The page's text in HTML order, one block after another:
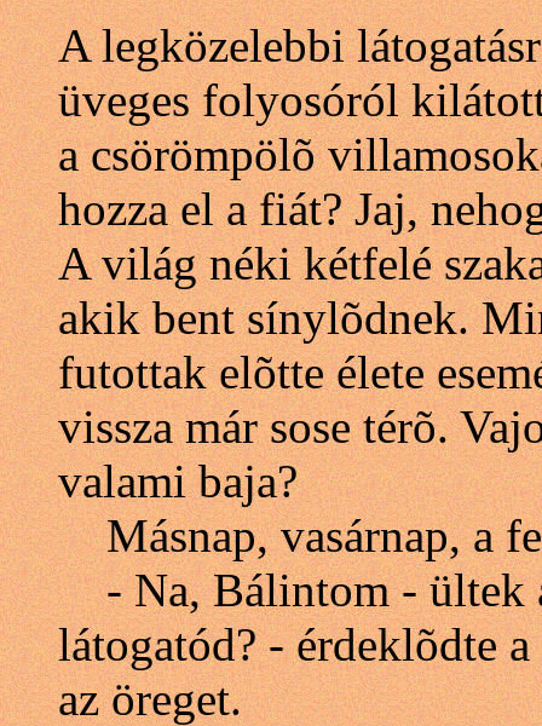
A legközelebbi
üveges folyosóról
a csörömpölõ
hozza el a fiát? Jaj,
A világ néki kétfelé
akik bent sínylõdnek.
futottak elõtte élete
vissza már sose térõ.
valami baja?
Másnap, vasárnap, a
- Na, Bálintom - ültek
látogatód? - érdeklõdte
az öreget.